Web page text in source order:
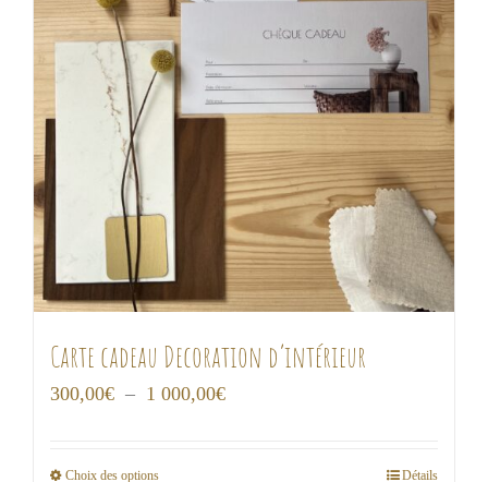
Carte cadeau Decoration d’intérieur
300,00€ – 1 000,00€Plage
Choix des options Détails